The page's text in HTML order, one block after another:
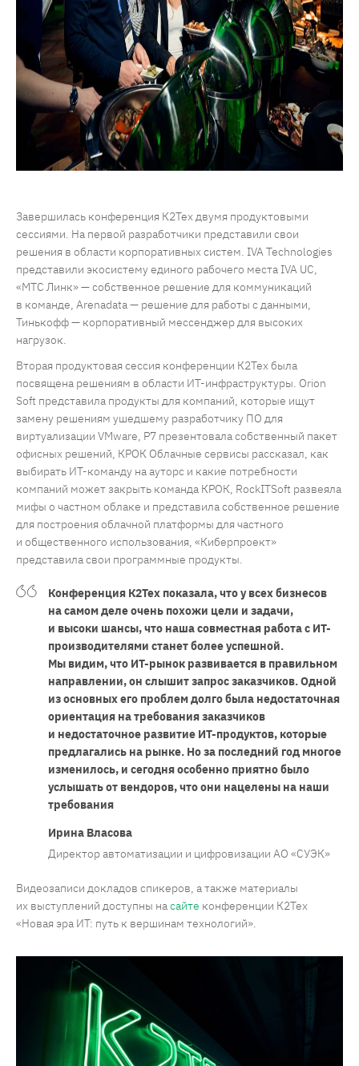
Завершилась конференция К2Тех двумя продуктовыми
сессиями. На первой разработчики представили свои
решения в области корпоративных систем. IVA Technologies
представили экосистему единого рабочего места IVA UC,
«МТС Линк» — собственное решение для коммуникаций
в команде, Arenadata — решение для работы с данными,
Тинькофф — корпоративный мессенджер для высоких
нагрузок.
Вторая продуктовая сессия конференции К2Тех была
посвящена решениям в области ИТ-инфраструктуры. Orion
Soft представила продукты для компаний, которые ищут
замену решениям ушедшему разработчику ПО для
виртуализации VMware, P7 презентовала собственный пакет
офисных решений, КРОК Облачные сервисы рассказал, как
выбирать ИТ-команду на ауторс и какие потребности
компаний может закрыть команда КРОК, RockITSoft развеяла
мифы о частном облаке и представила собственное решение
для построения облачной платформы для частного
и общественного использования, «Киберпроект»
представила свои программные продукты.
Конференция К2Тех показала, что у всех бизнесов
на самом деле очень похожи цели и задачи,
и высоки шансы, что наша совместная работа с ИТ-
производителями станет более успешной.
Мы видим, что ИТ-рынок развивается в правильном
направлении, он слышит запрос заказчиков. Одной
из основных его проблем долго была недостаточная
ориентация на требования заказчиков
и недостаточное развитие ИТ-продуктов, которые
предлагались на рынке. Но за последний год многое
изменилось, и сегодня особенно приятно было
услышать от вендоров, что они нацелены на наши
требования
Ирина Власова
Директор автоматизации и цифровизации АО «СУЭК»
Видеозаписи докладов спикеров, а также материалы
их выступлений доступны насайте конференции К2Тех
«Новая эра ИТ: путь к вершинам технологий».